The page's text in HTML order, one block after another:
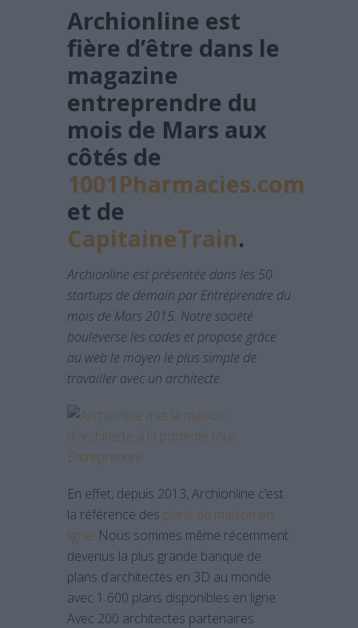
Archionline est
fière d’être dans le
magazine
entreprendre du
mois de Mars aux
côtés de
1001Pharmacies.com
et de
CapitaineTrain.
Archionline est présentée dans les 50
startups de demain par Entreprendre du
mois de Mars 2015. Notre société
bouleverse les codes et propose grâce
au web le moyen le plus simple de
travailler avec un architecte.
En effet, depuis 2013, Archionline c’est
la référence des plans de maison en
ligne. Nous sommes même récemment
devenus la plus grande banque de
plans d’architectes en 3D au monde
avec 1 600 plans disponibles en ligne.
Avec 200 architectes partenaires